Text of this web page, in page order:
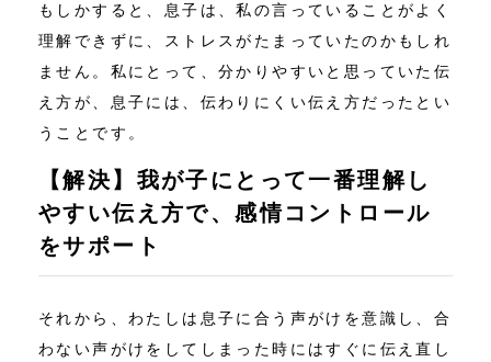
もしかすると、息子は、私の言っていることがよく
理解できずに、ストレスがたまっていたのかもしれ
ません。私にとって、分かりやすいと思っていた伝
え方が、息子には、伝わりにくい伝え方だったとい
うことです。
【解決】我が子にとって一番理解し
やすい伝え方で、感情コントロール
をサポート
それから、わたしは息子に合う声がけを意識し、合
わない声がけをしてしまった時にはすぐに伝え直し